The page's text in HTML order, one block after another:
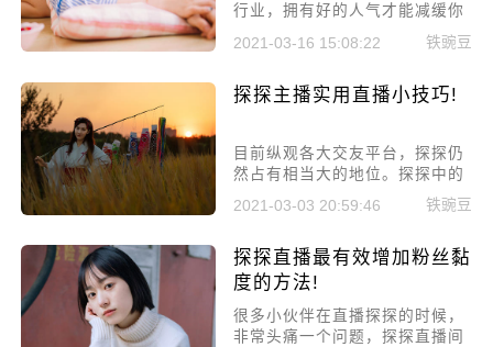
行业，拥有好的人气才能减缓你
的淘汰时间，想要直播拥有高的
人气那就必须要有一些别人不会
家讲讲如何在探探直播做一个高
2021-03-16 15:08:22 铁豌豆
探探主播实用直播小技巧!
目前纵观各大交友平台，探探仍
然占有相当大的地位。探探中的
直播也从来没有停止，一直都有
很多的小伙伴想要做探探主播，
播的使用小技巧，快快收藏起
来，一定会对你有帮助的!
2021-03-03 20:59:46 铁豌豆
探探直播最有效增加粉丝黏
度的方法!
很多小伙伴在直播探探的时候，
非常头痛一个问题，探探直播间